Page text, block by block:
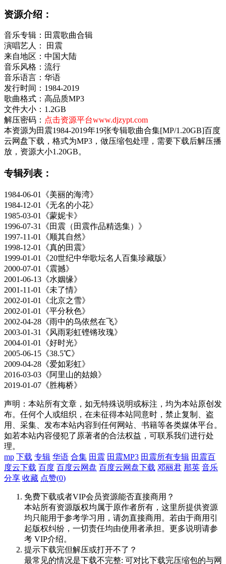
资源介绍：
音乐专辑：田震歌曲合辑
演唱艺人： 田震
来自地区：中国大陆
音乐风格：流行
音乐语言：华语
发行时间：1984-2019
歌曲格式：高品质MP3
文件大小：1.2GB
解压密码： 点击资源平台www.djzypt.com
本资源为田震1984-2019年19张专辑歌曲合集[MP/1.20GB]百度
云网盘下载，格式为MP3，做压缩包处理，需要下载后解压播
放，资源大小1.20GB。
专辑列表：
1984-06-01《美丽的海湾》
1984-12-01《无名的小花》
1985-03-01《蒙妮卡》
1996-07-31《田震（田震作品精选集）》
1997-11-01《顺其自然》
1998-12-01《真的田震》
1999-01-01《20世纪中华歌坛名人百集珍藏版》
2000-07-01《震撼》
2001-06-13《水姻缘》
2001-11-01《未了情》
2002-01-01《北京之雪》
2002-01-01《平分秋色》
2002-04-28《雨中的鸟依然在飞》
2003-01-31《风雨彩虹铿锵玫瑰》
2004-01-01《好时光》
2005-06-15《38.5℃》
2009-04-28《爱如彩虹》
2016-03-03《阿里山的姑娘》
2019-01-07《胜梅桥》
声明：本站所有文章，如无特殊说明或标注，均为本站原创发
布。任何个人或组织，在未征得本站同意时，禁止复制、盗
用、采集、发布本站内容到任何网站、书籍等各类媒体平台。
如若本站内容侵犯了原著者的合法权益，可联系我们进行处
理。
mp 下载 专辑 华语 合集 田震 田震MP3 田震所有专辑 田震百
度云下载 百度 百度云网盘 百度云网盘下载 邓丽君 那英 音乐
分享 收藏 点赞(0)
免费下载或者VIP会员资源能否直接商用？
本站所有资源版权均属于原作者所有，这里所提供资源
均只能用于参考学习用，请勿直接商用。若由于商用引
起版权纠纷，一切责任均由使用者承担。更多说明请参
考 VIP介绍。
提示下载完但解压或打开不了？
最常见的情况是下载不完整: 可对比下载完压缩包的与网